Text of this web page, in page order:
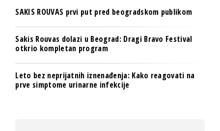
SAKIS ROUVAS prvi put pred beogradskom publikom
Sakis Rouvas dolazi u Beograd: Dragi Bravo Festival
otkrio kompletan program
Leto bez neprijatnih iznenađenja: Kako reagovati na
prve simptome urinarne infekcije